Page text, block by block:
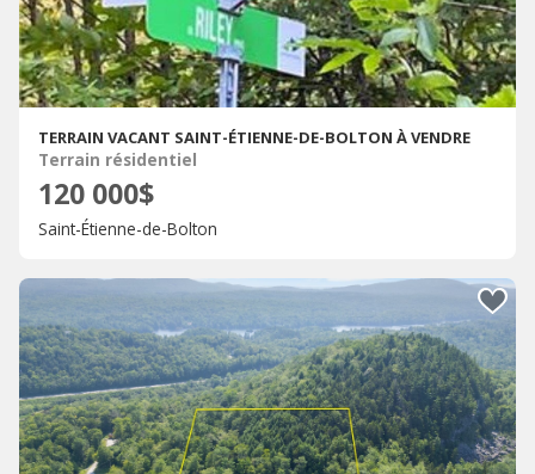
TERRAIN VACANT SAINT-ÉTIENNE-DE-BOLTON À VENDRE
Terrain résidentiel
120 000$
Saint-Étienne-de-Bolton